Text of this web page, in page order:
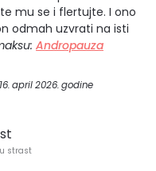
mu se i flertujte. I ono
odmah uzvrati na isti
Andropauza
april 2026. godine
strast